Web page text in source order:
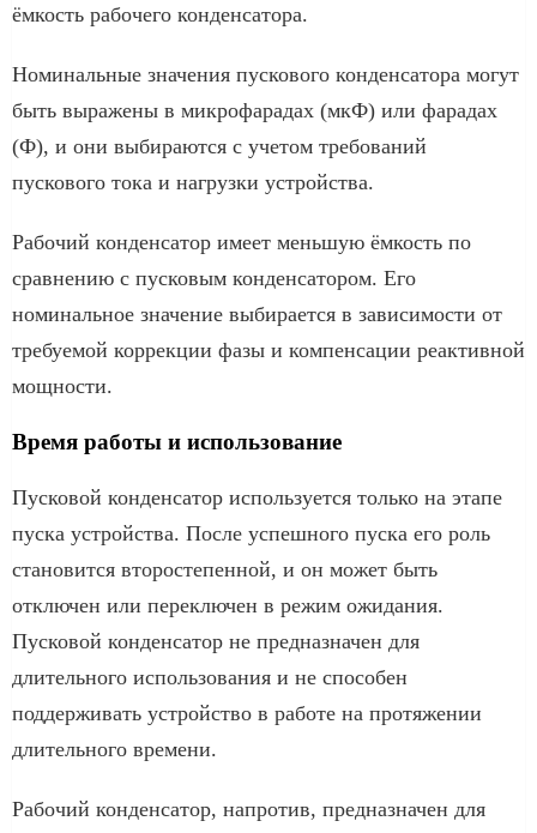
ёмкость рабочего конденсатора.
Номинальные значения пускового конденсатора могут
быть выражены в микрофарадах (мкФ) или фарадах
(Ф), и они выбираются с учетом требований
пускового тока и нагрузки устройства.
Рабочий конденсатор имеет меньшую ёмкость по
сравнению с пусковым конденсатором. Его
номинальное значение выбирается в зависимости от
требуемой коррекции фазы и компенсации реактивной
мощности.
Время работы и использование
Пусковой конденсатор используется только на этапе
пуска устройства. После успешного пуска его роль
становится второстепенной, и он может быть
отключен или переключен в режим ожидания.
Пусковой конденсатор не предназначен для
длительного использования и не способен
поддерживать устройство в работе на протяжении
длительного времени.
Рабочий конденсатор, напротив, предназначен для